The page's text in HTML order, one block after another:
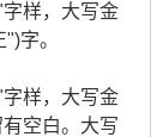
样，大写金
字。
样，大写金
空白。大写